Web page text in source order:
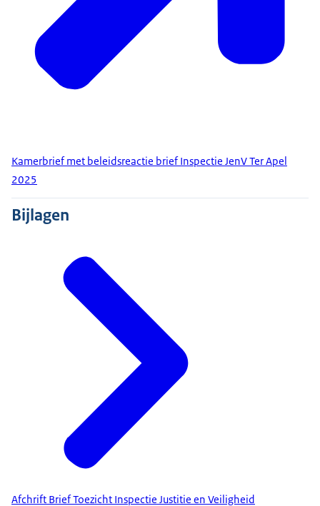
Kamerbrief met beleidsreactie brief Inspectie JenV Ter Apel
2025
Bijlagen
Afchrift Brief Toezicht Inspectie Justitie en Veiligheid